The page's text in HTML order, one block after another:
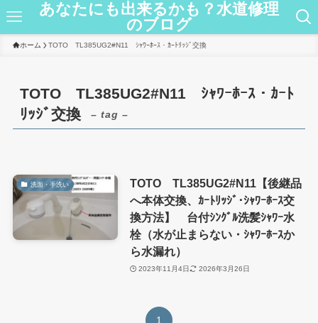
あなたにも出来るかも？水道修理
のブログ
ホーム TOTO TL385UG2#N11 ｼｬﾜｰﾎｰｽ・ｶｰﾄﾘｯｼﾞ交換
TOTO TL385UG2#N11 ｼｬﾜｰﾎｰｽ・ｶｰﾄ
ﾘｯｼﾞ交換
– tag –
洗面・手洗い
TOTO TL385UG2#N11【後継品
へ本体交換、ｶｰﾄﾘｯｼﾞ･ｼｬﾜｰﾎｰｽ交
換方法】 台付ｼﾝｸﾞﾙ洗髪ｼｬﾜｰ水
栓（水が止まらない・ｼｬﾜｰﾎｰｽか
ら水漏れ）
2023年11月4日 2026年3月26日
1